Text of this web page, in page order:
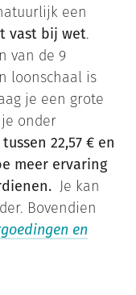
een
vast bij wet.
van de 9
loonschaal is
je een grote
onder
tussen 22,57 € en
meer ervaring
Je kan
Bovendien
en